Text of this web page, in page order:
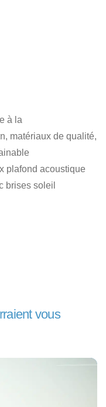
à la
matériaux de qualité,
plafond acoustique
brises soleil
vous